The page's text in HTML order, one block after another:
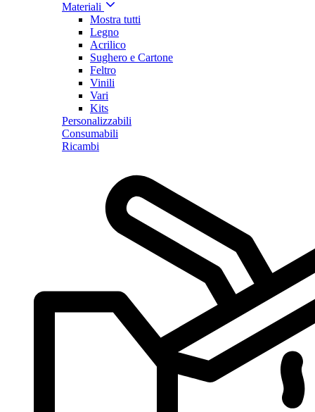
Materiali
Mostra tutti
Legno
Acrilico
Sughero e Cartone
Feltro
Vinili
Vari
Kits
Personalizzabili
Consumabili
Ricambi